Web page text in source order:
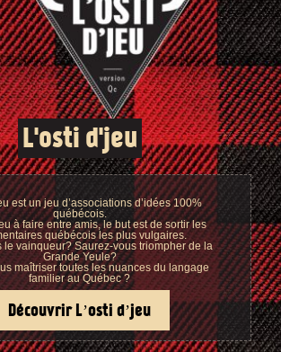
L'osti d'jeu
est un jeu d’associations d’idées 100%
québécois.
à faire entre amis, le but est de sortir les
québécois les plus vulgaires.
le vainqueur? Saurez-vous triompher de la
Grande Yeule?
maîtriser toutes les nuances du langage
familier au Québec ?
Découvrir L’osti d’jeu